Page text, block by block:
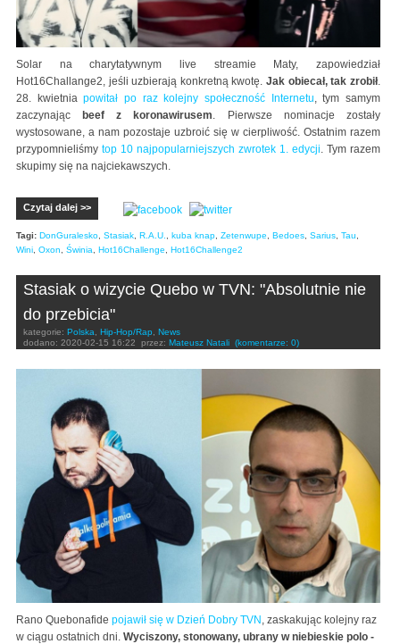
Solar na charytatywnym live streamie Maty, zapowiedział
Hot16Challange2, jeśli uzbierają konkretną kwotę.Jak obiecał, tak zrobił.
28. kwietniapowitał po raz kolejny społeczność Internetu, tym samym
zaczynając
beef z koronawirusem. Pierwsze nominacje zostały
wystosowane, a nam pozostaje uzbroić się w cierpliwość. Ostatnim razem
przypomnieliśmy top 10 najpopularniejszych zwrotek 1. edycji. Tym razem
skupimy się na najciekawszych.
Czytaj dalej >>
Tagi: DonGuralesko Stasiak R.A.U. kuba knap Zetenwupe Bedoes Sarius Tau
Wini Oxon Świnia Hot16Challenge Hot16Challenge2
Stasiak o wizycie Quebo w TVN: "Absolutnie nie
do przebicia"
kategorie: Polska Hip-Hop/Rap
News
dodano: 2020-02-15 16:22 przez: Mateusz Natali (komentarze: 0)
Rano Quebonafide pojawił się w Dzień Dobry TVN , zaskakując kolejny raz
w ciągu ostatnich dni. Wyciszony, stonowany, ubrany w niebieskie polo -